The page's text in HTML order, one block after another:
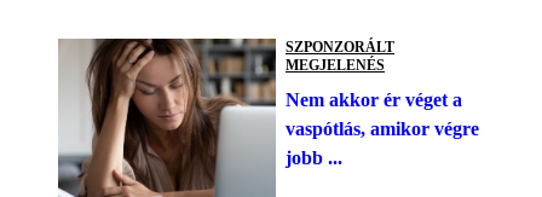
SZPONZORÁLT
MEGJELENÉS
Nem akkor ér véget a
vaspótlás, amikor végre
jobb ...